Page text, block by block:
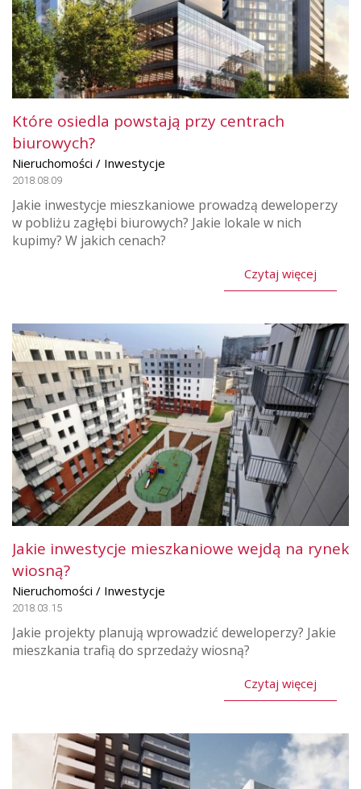
Które osiedla powstają przy centrach
biurowych?
Nieruchomości / Inwestycje
2018.08.09
Jakie inwestycje mieszkaniowe prowadzą deweloperzy
w pobliżu zagłębi biurowych? Jakie lokale w nich
kupimy? W jakich cenach?
Czytaj więcej
Jakie inwestycje mieszkaniowe wejdą na rynek
wiosną?
Nieruchomości / Inwestycje
2018.03.15
Jakie projekty planują wprowadzić deweloperzy? Jakie
mieszkania trafią do sprzedaży wiosną?
Czytaj więcej